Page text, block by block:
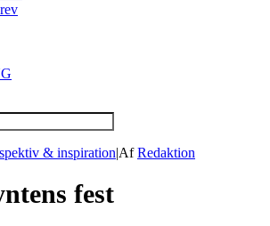
& inspiration|AfRedaktion
fest